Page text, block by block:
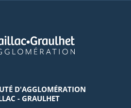
D'AGGLOMÉRATION
- GRAULHET